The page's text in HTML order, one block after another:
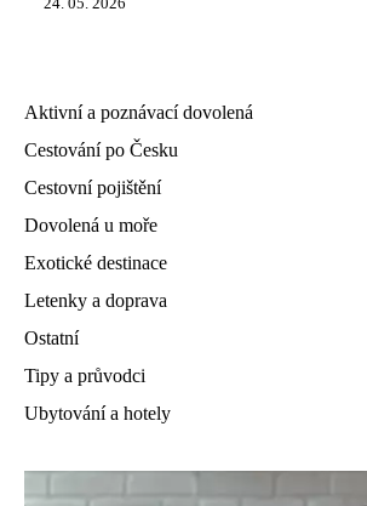
24. 05. 2026
Aktivní a poznávací dovolená
Cestování po Česku
Cestovní pojištění
Dovolená u moře
Exotické destinace
Letenky a doprava
Ostatní
Tipy a průvodci
Ubytování a hotely